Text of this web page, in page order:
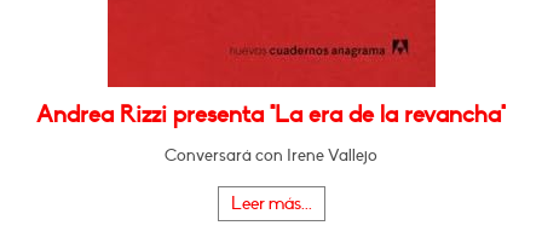
Andrea Rizzi presenta "La era de la revancha"
Conversará con Irene Vallejo
Leer más...